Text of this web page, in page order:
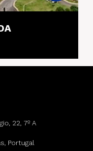
22, 7º A
Portugal